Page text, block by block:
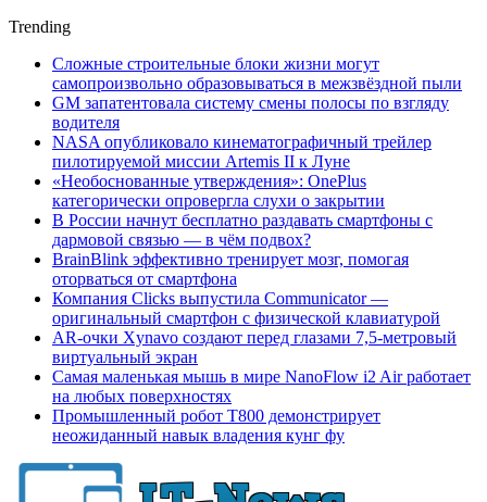
Trending
Сложные строительные блоки жизни могут
самопроизвольно образовываться в межзвёздной пыли
GM запатентовала систему смены полосы по взгляду
водителя
NASA опубликовало кинематографичный трейлер
пилотируемой миссии Artemis II к Луне
«Необоснованные утверждения»: OnePlus
категорически опровергла слухи о закрытии
В России начнут бесплатно раздавать смартфоны с
дармовой связью — в чём подвох?
BrainBlink эффективно тренирует мозг, помогая
оторваться от смартфона
Компания Clicks выпустила Communicator —
оригинальный смартфон с физической клавиатурой
AR-очки Xynavo создают перед глазами 7,5-метровый
виртуальный экран
Самая маленькая мышь в мире NanoFlow i2 Air работает
на любых поверхностях
Промышленный робот Т800 демонстрирует
неожиданный навык владения кунг фу